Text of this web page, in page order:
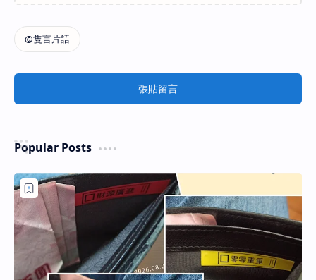
張貼留言
Popular Posts